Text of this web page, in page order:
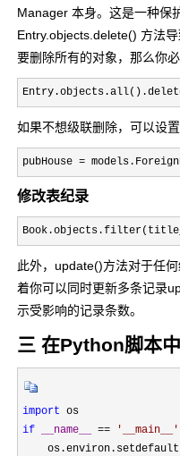
Manager 本身。这是一种保
Entry.objects.delete() 方法
要删除所有的对象，那么你必
如果不想级联删除，可以设
pubHouse =
修改表纪录
此外，update()方法对于任
着你可以同时更新多条记录
示受影响的记录条数。
三 在Python脚本
import
if
__name__ == ' __main__ '